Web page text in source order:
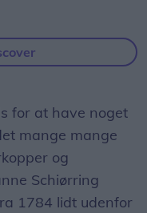
for at have noget
mange mange
og
Schiørring
1784 lidt udenfor